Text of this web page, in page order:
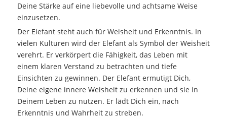
Deine Stärke auf eine liebevolle und achtsame Weise
einzusetzen.
Der Elefant steht auch für Weisheit und Erkenntnis. In
vielen Kulturen wird der Elefant als Symbol der Weisheit
verehrt. Er verkörpert die Fähigkeit, das Leben mit
einem klaren Verstand zu betrachten und tiefe
Einsichten zu gewinnen. Der Elefant ermutigt Dich,
Deine eigene innere Weisheit zu erkennen und sie in
Deinem Leben zu nutzen. Er lädt Dich ein, nach
Erkenntnis und Wahrheit zu streben.